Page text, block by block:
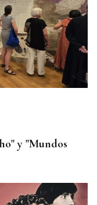
a migrantes que
con más
y "Mundos